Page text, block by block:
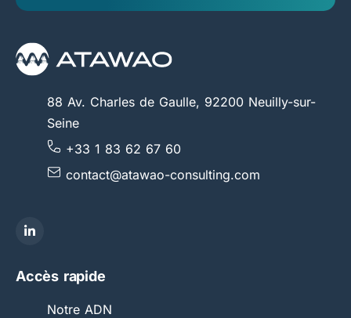
88 Av. Charles de Gaulle, 92200 Neuilly-sur-
Seine
+33 1 83 62 67 60
contact@atawao-consulting.com
Accès rapide
Notre ADN